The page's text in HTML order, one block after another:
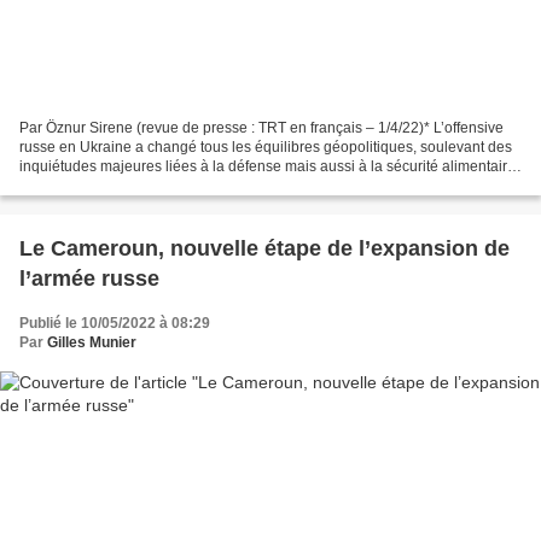
Par Öznur Sirene (revue de presse : TRT en français – 1/4/22)* L’offensive
russe en Ukraine a changé tous les équilibres géopolitiques, soulevant des
inquiétudes majeures liées à la défense mais aussi à la sécurité alimentaire
Le Cameroun, nouvelle étape de l’expansion de
l’armée russe
Publié le 10/05/2022 à 08:29
Par Gilles Munier